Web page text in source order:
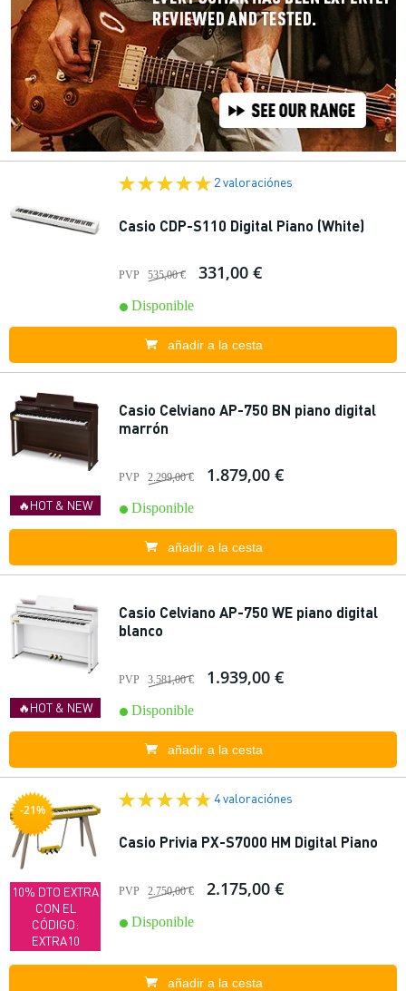
2 valoraciónes
Casio CDP-S110 Digital Piano (White)
PVP 535,00 € 331,00 €
Disponible
añadir a la cesta
🔥HOT & NEW
Casio Celviano AP-750 BN piano digital
marrón
PVP 2.299,00 € 1.879,00 €
Disponible
añadir a la cesta
🔥HOT & NEW
Casio Celviano AP-750 WE piano digital
blanco
PVP 3.581,00 € 1.939,00 €
Disponible
añadir a la cesta
-21%
10% DTO EXTRA
CON EL
CÓDIGO:
EXTRA10
4 valoraciónes
Casio Privia PX-S7000 HM Digital Piano
PVP 2.750,00 € 2.175,00 €
Disponible
añadir a la cesta